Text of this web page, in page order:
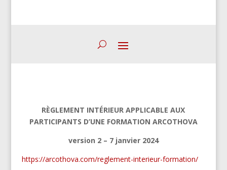
RÈGLEMENT INTÉRIEUR APPLICABLE AUX
PARTICIPANTS D’UNE FORMATION ARCOTHOVA
version 2 – 7 janvier 2024
https://arcothova.com/reglement-interieur-formation/